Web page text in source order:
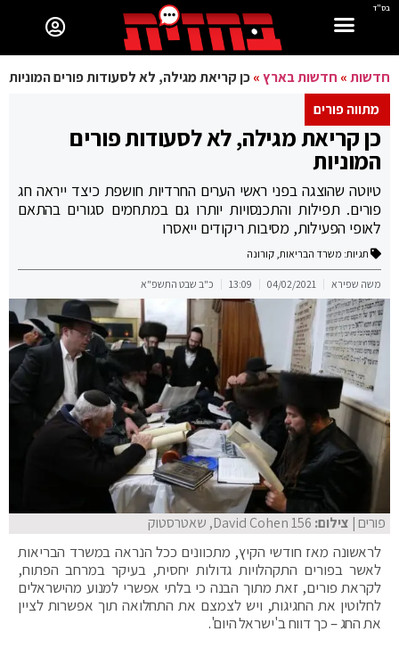
בס"ד
חדשות» חדשות בארץ»כן קריאת מגילה, לא לסעודות פורים המוניות
מתווה פורים
כן קריאת מגילה, לא לסעודות פורים
המוניות
טיוטה שהוצגה בפני ראשי הערים החרדיות חושפת כיצד ייראה חג
פורים. תפילות והתכנסויות יותרו גם במתחמים סגורים בהתאם
לאופי הפעילות, מסיבות ריקודים ייאסרו
תגיות: משרד הבריאות, קורונה
משה שפירא 04/02/2021
13:09 כ"ב שבט התשפ"א
פורים | צילום: David Cohen 156, שאטרסטוק
לראשונה מאז חודשי הקיץ, מתכוונים ככל הנראה במשרד הבריאות
לאשר בפורים התקהלויות גדולות יחסית, בעיקר במרחב הפתוח,
לקראת פורים, זאת מתוך הבנה כי בלתי אפשרי למנוע מהישראלים
לחלוטין את החגיגות, ויש לצמצם את התחלואה תוך אפשרות לציין
את החג – כך דווח ב'ישראל היום'.